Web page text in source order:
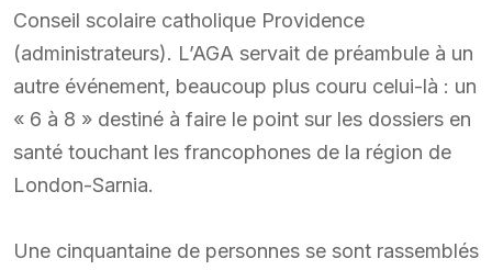
Conseil scolaire catholique Providence
(administrateurs). L’AGA servait de préambule à un
autre événement, beaucoup plus couru celui-là : un
« 6 à 8 » destiné à faire le point sur les dossiers en
santé touchant les francophones de la région de
London-Sarnia.
Une cinquantaine de personnes se sont rassemblés